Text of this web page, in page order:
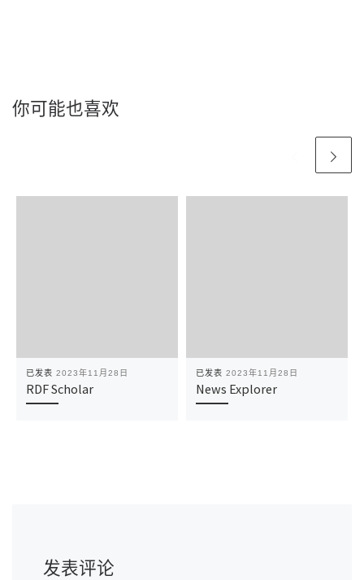
你可能也喜欢
已发表 2023年11月28日
RDF Scholar
已发表 2023年11月28日
News Explorer
发表评论